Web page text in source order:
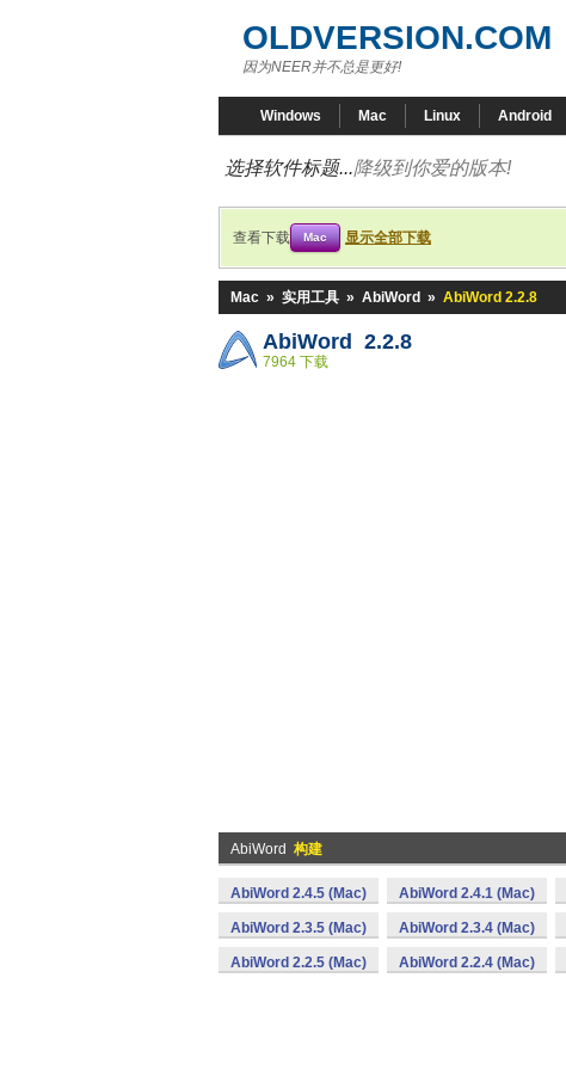
OLDVERSION.COM
因为NEER并不总是更好!
Windows Mac Linux Android
选择软件标题...降级到你爱的版本!
查看下载 Mac 显示全部下载
Mac » 实用工具 » AbiWord » AbiWord 2.2.8
AbiWord 2.2.8
7964 下载
AbiWord 构建
AbiWord 2.4.5 (Mac) AbiWord 2.4.1 (Mac)
AbiWord 2.3.5 (Mac) AbiWord 2.3.4 (Mac)
AbiWord 2.2.5 (Mac) AbiWord 2.2.4 (Mac)